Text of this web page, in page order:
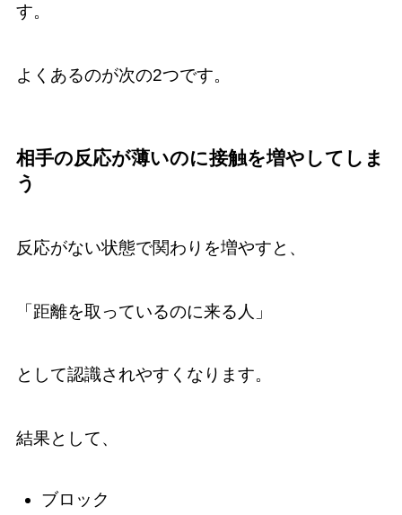
す。
よくあるのが次の2つです。
相手の反応が薄いのに接触を増やしてしま
う
反応がない状態で関わりを増やすと、
「距離を取っているのに来る人」
として認識されやすくなります。
結果として、
ブロック